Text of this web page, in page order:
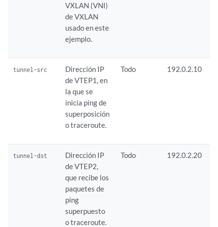
VXLAN (VNI)
de VXLAN
usado en este
ejemplo.
tunnel-src
Dirección IP
de VTEP1, en
la que se
inicia ping de
superposición
o traceroute.
Todo 192.0.2.10
tunnel-dst
Dirección IP
de VTEP2,
que recibe los
paquetes de
ping
superpuesto
o traceroute.
Todo 192.0.2.20